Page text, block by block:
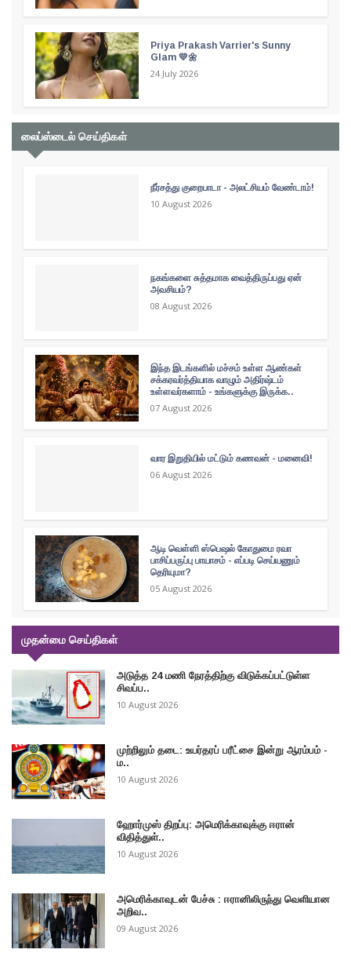
Priya Prakash Varrier's Sunny
Glam 💛🌼
24 July 2026
லைப்ஸ்டைல் செய்திகள்
நீர்சத்து குறைபாடா - அலட்சியம் வேண்டாம்!
10 August 2026
நகங்களை சுத்தமாக வைத்திருப்பது ஏன்
அவசியம்?
08 August 2026
இந்த இடங்களில் மச்சம் உள்ள ஆண்கள்
சக்கரவர்த்தியாக வாழும் அதிர்ஷ்டம்
உள்ளவர்களாம் - உங்களுக்கு இருக்க..
07 August 2026
வார இறுதியில் மட்டும் கணவன் - மனைவி!
06 August 2026
ஆடி வெள்ளி ஸ்பெஷல் கோதுமை ரவா
பாசிப்பருப்பு பாயாசம் - எப்படி செய்யணும்
தெரியுமா?
05 August 2026
முதன்மை செய்திகள்
அடுத்த 24 மணி நேரத்திற்கு விடுக்கப்பட்டுள்ள
சிவப்ப..
10 August 2026
முற்றிலும் தடை: உயர்தரப் பரீட்சை இன்று ஆரம்பம் -
ம..
10 August 2026
ஹோர்முஸ் திறப்பு: அமெரிக்காவுக்கு ஈரான்
விதித்துள்..
10 August 2026
அமெரிக்காவுடன் பேச்சு : ஈரானிலிருந்து வெளியான
அறிவ..
09 August 2026